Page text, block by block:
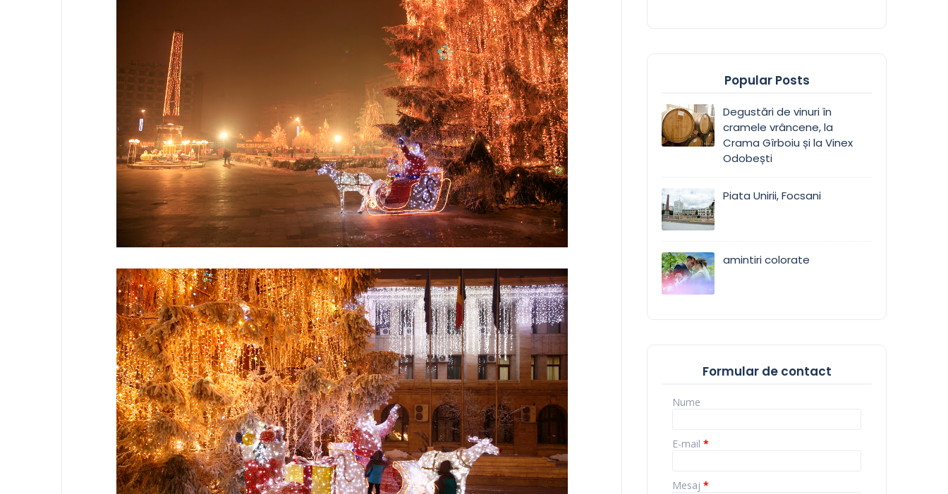
Popular Posts
Degustări de vinuri în
cramele vrâncene, la
Crama Gîrboiu și la Vinex
Odobești
Piata Unirii, Focsani
amintiri colorate
Formular de contact
Nume
E-mail *
Mesaj *